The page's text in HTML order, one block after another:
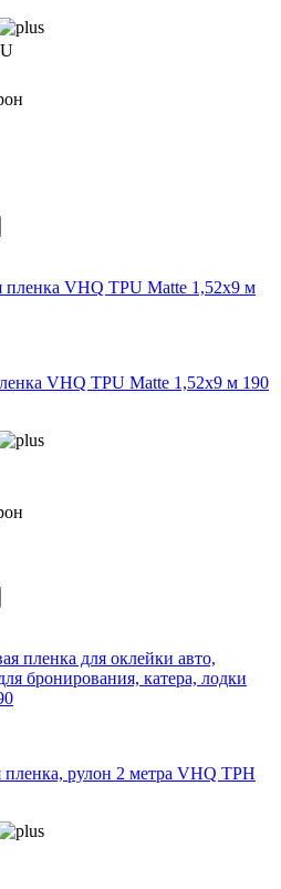
VHQ TPU Matte 1,52х9 м 190
пленка, рулон 2 метра VHQ TPH